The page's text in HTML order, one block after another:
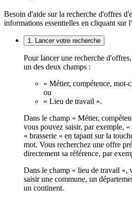
Besoin d'aide sur la recherche d'offres
informations essentielles en cliquant sur
1. Lancer votre recherche
Pour lancer une recherche
un des deux champs :
« Métier, compétence, mot-
ou
« Lieu de travail ».
Dans le champ « Métier,
vous pouvez saisir, par exemple,
« brasserie » en tapant sur la
mot. Vous recherchez une offre
directement sa référence, par
Dans le champ « lieu de travail »,
saisir une commune, un
un continent.